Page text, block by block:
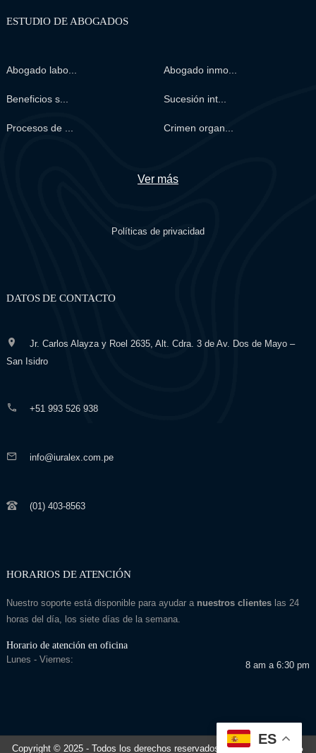
ESTUDIO DE ABOGADOS
Abogado labo... Abogado inmo...
Beneficios s... Sucesión int...
Procesos de ... Crimen organ...
Ver más
Políticas de privacidad
DATOS DE CONTACTO
Jr. Carlos Alayza y Roel 2635, Alt. Cdra. 3 de Av. Dos de Mayo –
San Isidro
+51 993 526 938
info@iuralex.com.pe
(01) 403-8563
HORARIOS DE ATENCIÓN
Nuestro soporte está disponible para ayudar a nuestros clienteslas 24
horas del día, los siete días de la semana.
Horario de atención en oficina
Lunes - Viernes:
8 am a 6:30 pm
Copyright © 2025- Todos los derechos reservados Desarrollado por: Seo
ES